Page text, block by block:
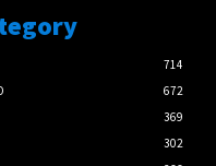
714
672
369
302